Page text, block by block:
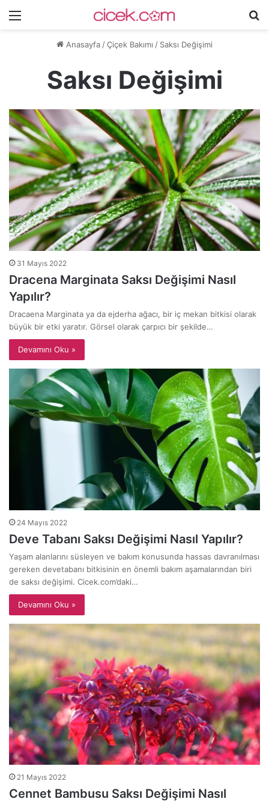
Menü
Anasayfa /Çiçek Bakımı / Saksı Değişimi
Saksı Değişimi
31 Mayıs 2022
Dracena Marginata Saksı Değişimi Nasıl
Yapılır?
Dracaena Marginata ya da ejderha ağacı, bir iç mekan bitkisi olarak
büyük bir etki yaratır. Görsel olarak çarpıcı bir şekilde…
Devamını Oku »
24 Mayıs 2022
Deve Tabanı Saksı Değişimi Nasıl Yapılır?
Yaşam alanlarını süsleyen ve bakım konusunda hassas davranılması
gereken devetabanı bitkisinin en önemli bakım aşamalarından biri
de saksı değişimi. Cicek.com’daki…
Devamını Oku »
21 Mayıs 2022
Cennet Bambusu Saksı Değişimi Nasıl